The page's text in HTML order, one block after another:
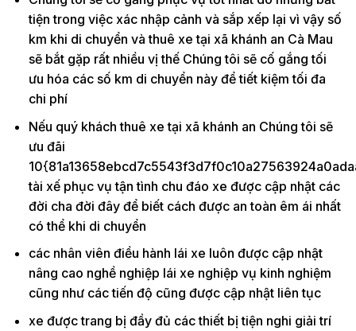
tiện trong việc xác nhập cảnh và sắp xếp lại vì vậy số
km khi di chuyển và thuê xe tại xã khánh an Cà Mau
sẽ bắt gặp rất nhiều vị thế Chúng tôi sẽ cố gắng tối
ưu hóa các số km di chuyển này để tiết kiệm tối đa
chi phí
Nếu quý khách thuê xe tại xã khánh an Chúng tôi sẽ
ưu đãi
tài xế phục vụ tận tình chu đáo xe được cập nhật các
đời cha đời đây để biết cách được an toàn êm ái nhất
có thể khi di chuyển
các nhân viên điều hành lái xe luôn được cập nhật
nâng cao nghề nghiệp lái xe nghiệp vụ kinh nghiệm
cũng như các tiến độ cũng được cập nhật liên tục
xe được trang bị đầy đủ các thiết bị tiện nghi giải trí